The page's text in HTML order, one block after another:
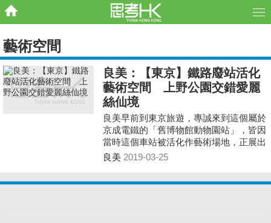
藝術空間
良美：【東京】鐵路廢站活化
藝術空間 上野公園交錯愛麗
絲仙境
良美早前到東京旅遊，專誠來到這個屬於
京成電鐵的「舊博物館動物園站」，皆因
當時這個車站被活化作藝術場地，正展出
一個名為「追逐穴兔」的展覽。兔子鑽進
良美 2019-03-25